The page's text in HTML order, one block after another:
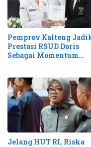
Pemprov Kalteng
Prestasi RSUD Doris
Sebagai Momentum
Jelang HUT RI, Riska